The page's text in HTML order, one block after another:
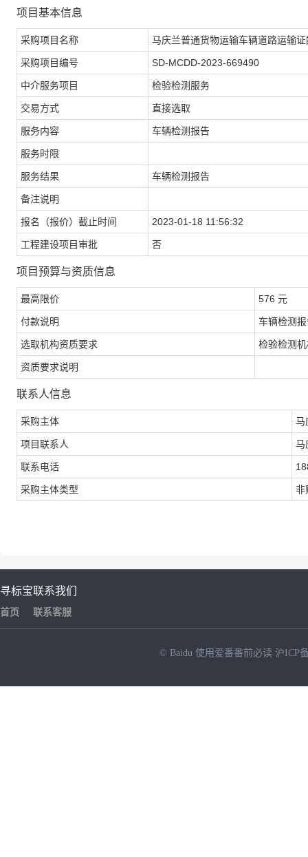
项目基本信息
采购项目名称 马庆兰普通货物运输车辆道路运输
采购项目编号 SD-MCDD-2023-669490
中介服务项目 检验检测服务
交易方式 直接选取
服务内容 车辆检测报告
服务时限
服务结果 车辆检测报告
备注说明
报名（报价）截止时间 2023-01-18 11:56:32
工程建设项目审批 否
项目预算与资质信息
最高限价 576 元
付款说明 车辆检测
选取机构资质要求 检验检测
资质要求说明
联系人信息
采购主体 马
项目联系人 马
联系电话
采购主体类型 非
寻标宝
首页
联系我们
联系客服
© Baidu 使用爱番番前必读 沪ICP